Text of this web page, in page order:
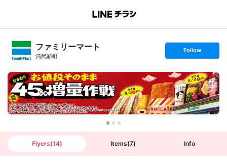
B
n
T
ファミリーマート
清武新町
s
t
o
l
l
o
w
Follow
Flyers(14) Items(7) Info